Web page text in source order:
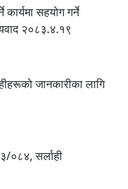
कार्यमा सहयोग गर्ने
२०८३.४.१९
जानकारीका लागि
०८४, सर्लाही